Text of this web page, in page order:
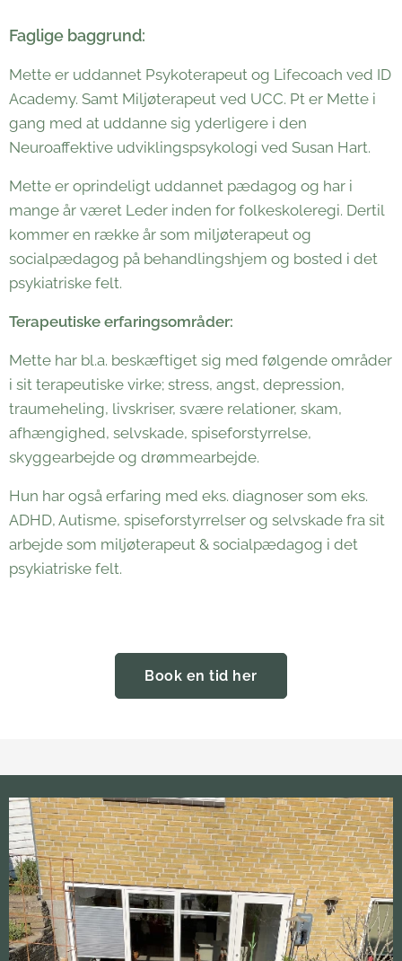
Faglige baggrund:
Mette er uddannet Psykoterapeut og Lifecoach ved ID
Academy. Samt Miljøterapeut ved UCC. Pt er Mette i
gang med at uddanne sig yderligere i den
Neuroaffektive udviklingspsykologi ved Susan Hart.
Mette er oprindeligt uddannet pædagog og har i
mange år været Leder inden for folkeskoleregi. Dertil
kommer en række år som miljøterapeut og
socialpædagog på behandlingshjem og bosted i det
psykiatriske felt.
Terapeutiske erfaringsområder:
Mette har bl.a. beskæftiget sig med følgende områder
i sit terapeutiske virke; stress, angst, depression,
traumeheling, livskriser, svære relationer, skam,
afhængighed, selvskade, spiseforstyrrelse,
skyggearbejde og drømmearbejde.
Hun har også erfaring med eks. diagnoser som eks.
ADHD, Autisme, spiseforstyrrelser og selvskade fra sit
arbejde som miljøterapeut & socialpædagog i det
psykiatriske felt.
Book en tid her